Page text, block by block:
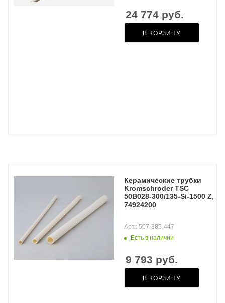
24 774 руб.
В КОРЗИНУ
Керамические трубки
Kromschroder TSC
50B028-300/135-Si-1500 Z,
74924200
Есть в наличии
Арт.: 507-385-447
9 793 руб.
В КОРЗИНУ